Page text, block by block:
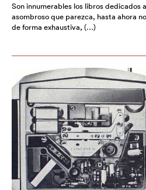
Son innumerables los libros dedicados
asombroso que parezca, hasta ahora
de forma exhaustiva, (…)